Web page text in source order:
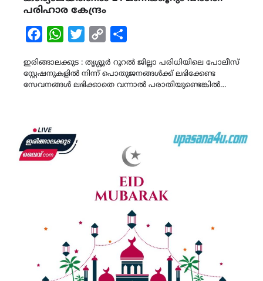
പരിഹാര കേന്ദ്രം
FacebookWhatsAppTwitterCopy
ഇരിങ്ങാലക്കുട : തൃശ്ശൂർ റൂറൽ ജില്ലാ പരിധിയിലെ പോലീസ്
സ്റ്റേഷനുകളിൽ നിന്ന് പൊതുജനങ്ങൾക്ക് ലഭിക്കേണ്ട
സേവനങ്ങൾ ലഭിക്കാതെ വന്നാൽ പരാതിയുണ്ടെങ്കിൽ…